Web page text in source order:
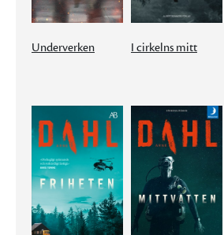
Underverken I cirkelns mitt